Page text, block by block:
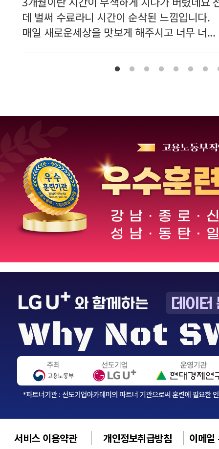
데 벌써 수료라니 시간이 순삭된 느낌입니다.
매일 새로운세상을 맛보게 해주시고 너무 너...
서비스 이용약관 개인정보취급방침 이메일